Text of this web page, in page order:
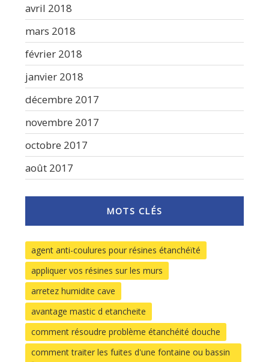
avril 2018
mars 2018
février 2018
janvier 2018
décembre 2017
novembre 2017
octobre 2017
août 2017
MOTS CLÉS
agent anti-coulures pour résines étanchéïté
appliquer vos résines sur les murs
arretez humidite cave
avantage mastic d etancheite
comment résoudre problème étanchéité douche
comment traiter les fuites d'une fontaine ou bassin